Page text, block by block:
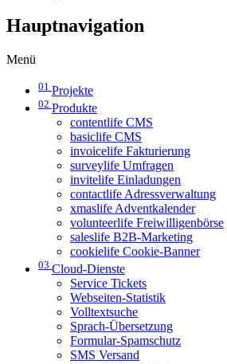
Hauptnavigation
Menü
01 Projekte
02 Produkte
contentlife CMS
basiclife CMS
invoicelife Fakturierung
surveylife Umfragen
invitelife Einladungen
contactlife Adressverwaltung
xmaslife Adventkalender
volunteerlife Freiwilligenbörse
saleslife B2B-Marketing
cookielife Cookie-Banner
03 Cloud-Dienste
Service Tickets
Webseiten-Statistik
Volltextsuche
Sprach-Übersetzung
Formular-Spamschutz
SMS Versand